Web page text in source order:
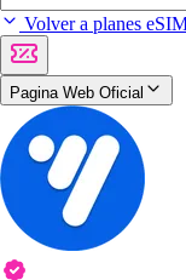
Volver a planes
Pagina Web Oficial